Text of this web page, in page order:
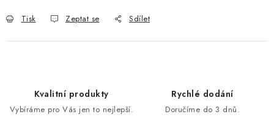
Tisk Zeptat se Sdílet
Kvalitní produkty
Vybíráme pro Vás jen to nejlepší.
Rychlé dodání
Doručíme do 3 dnů.